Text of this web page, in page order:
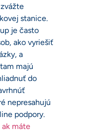
stanice.
je často
ako vyriešiť
a
majú
do
nepresahujú
podpory.
ak máte